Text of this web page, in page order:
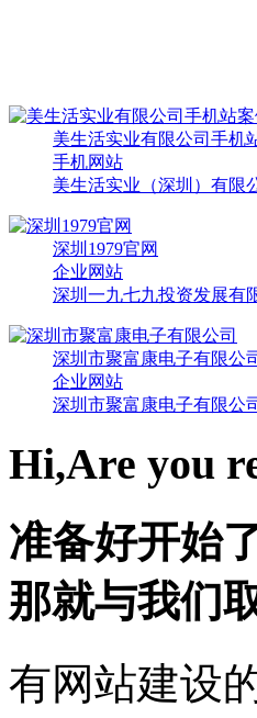
美生活实业有限公司手机
手机网站
美生活实业（深圳）有限
深圳1979官网
企业网站
深圳一九七九投资发展有
深圳市聚富康电子有限公
企业网站
深圳市聚富康电子有限公
Hi,Are you
准备好开始
那就与我们
有网站建设